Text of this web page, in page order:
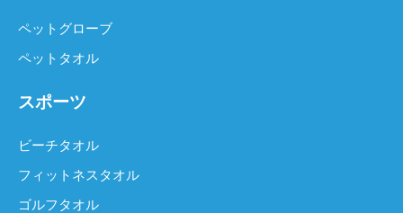
ペットグローブ
ペットタオル
スポーツ
ビーチタオル
フィットネスタオル
ゴルフタオル